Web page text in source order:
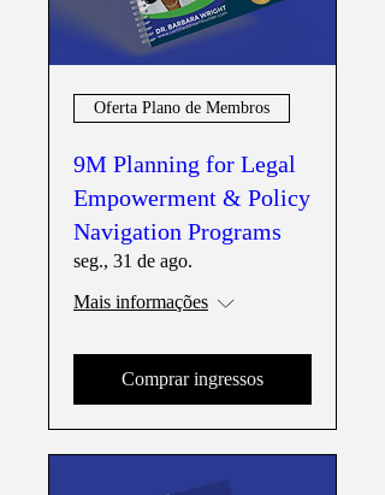
Oferta Plano de Membros
9M Planning for Legal
Empowerment & Policy
Navigation Programs
seg., 31 de ago.
Mais informações
Comprar ingressos